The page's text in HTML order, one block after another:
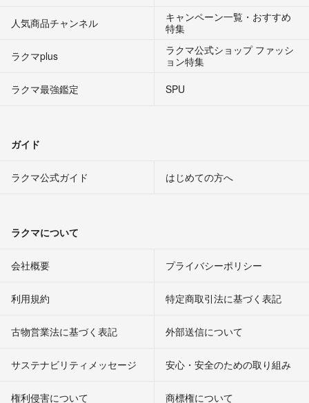
人気商品チャンネル
キャンペーン一覧・おすすめ
特集
ラクマplus
ラクマ公式ショップ ファッシ
ョン特集
ラクマ最強鑑定
SPU
ガイド
ラクマ公式ガイド はじめての方へ
ラクマについて
会社概要 プライバシーポリシー
利用規約 特定商取引法に基づく表記
古物営業法に基づく表記 外部送信について
サステナビリティメッセージ 安心・安全のための取り組み
権利侵害について
商標権について